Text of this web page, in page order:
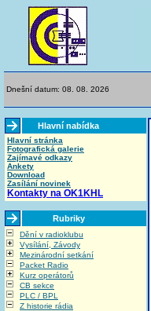
Dnešní datum: 08. 08. 2026
Hlavní nabídka
Hlavní stránka
Fotografická galerie
Zajímavé odkazy
Ankety
Download
Zasílání novinek
Kontakty na OK1KHL
Rubriky
Dění v radioklubu
Vysílání, Závody
Mezinárodní setkání
Packet Radio
Kurz operátorů
CB sekce
PLC / BPL
Z historie rádia